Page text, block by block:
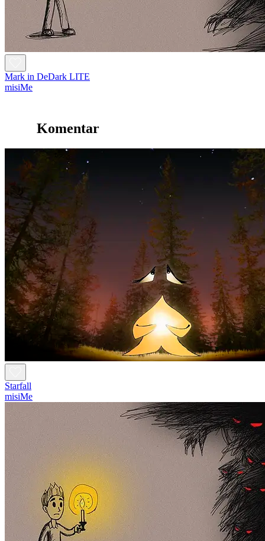
Mark in DeDark LITE
misiMe
Komentar
Starfall
misiMe